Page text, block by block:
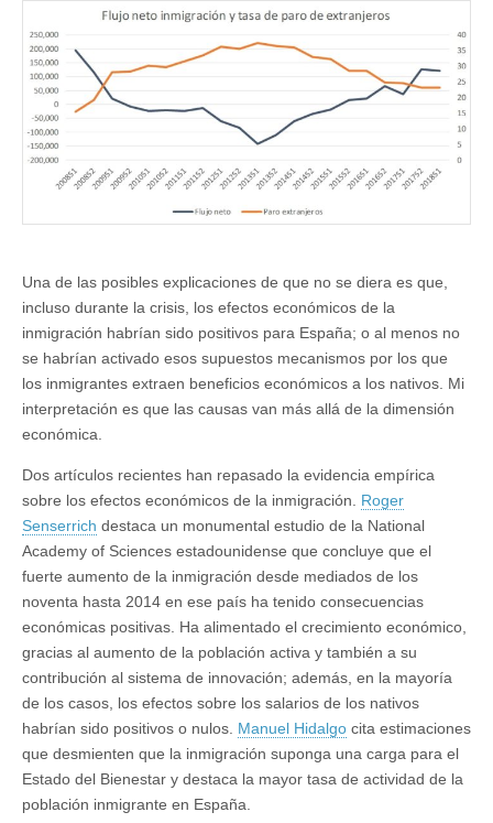
Una de las posibles explicaciones de que no se diera es que,
incluso durante la crisis, los efectos económicos de la
inmigración habrían sido positivos para España; o al menos no
se habrían activado esos supuestos mecanismos por los que
los inmigrantes extraen beneficios económicos a los nativos. Mi
interpretación es que las causas van más allá de la dimensión
económica.
Dos artículos recientes han repasado la evidencia empírica
sobre los efectos económicos de la inmigración. Roger
Senserrich destaca un monumental estudio de la National
Academy of Sciences estadounidense que concluye que el
fuerte aumento de la inmigración desde mediados de los
noventa hasta 2014 en ese país ha tenido consecuencias
económicas positivas. Ha alimentado el crecimiento económico,
gracias al aumento de la población activa y también a su
contribución al sistema de innovación; además, en la mayoría
de los casos, los efectos sobre los salarios de los nativos
habrían sido positivos o nulos. Manuel Hidalgo cita estimaciones
que desmienten que la inmigración suponga una carga para el
Estado del Bienestar y destaca la mayor tasa de actividad de la
población inmigrante en España.